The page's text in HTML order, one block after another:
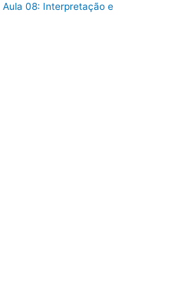
Aula 08: Interpretação e